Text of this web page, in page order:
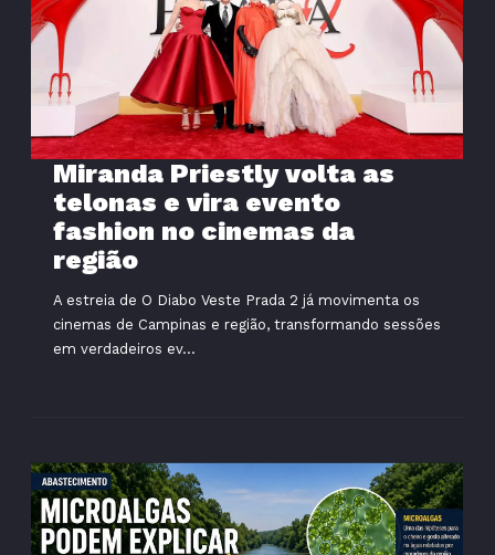
Miranda Priestly volta as
telonas e vira evento
fashion no cinemas da
região
A estreia de O Diabo Veste Prada 2 já movimenta os
cinemas de Campinas e região, transformando sessões
em verdadeiros ev...